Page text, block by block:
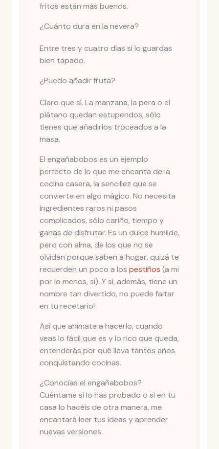
fritos están más buenos.
¿Cuánto dura en la nevera?
Entre tres y cuatro días si lo guardas
bien tapado.
¿Puedo añadir fruta?
Claro que sí. La manzana, la pera o el
plátano quedan estupendos, sólo
tienes que añadirlos troceados a la
masa.
El engañabobos es un ejemplo
perfecto de lo que me encanta de la
cocina casera, la sencillez que se
convierte en algo mágico. No necesita
ingredientes raros ni pasos
complicados, sólo cariño, tiempo y
ganas de disfrutar. Es un dulce humilde,
pero con alma, de los que no se
olvidan porque saben a hogar, quizá te
recuerden un poco a los pestiños (a mi
por lo menos, si). Y si, además, tiene un
nombre tan divertido, no puede faltar
en tu recetario!
Así que anímate a hacerlo, cuando
veas lo fácil que es y lo rico que queda,
entenderás por qué lleva tantos años
conquistando cocinas.
¿Conocías el engañabobos?
Cuéntame si lo has probado o si en tu
casa lo hacéis de otra manera, me
encantará leer tus ideas y aprender
nuevas versiones.